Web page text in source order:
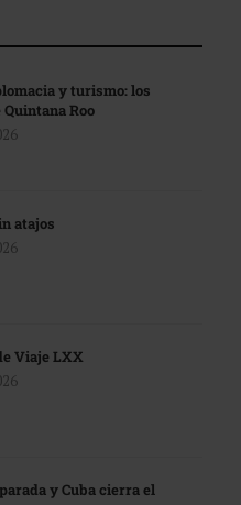
y turismo: los
Roo
atajos
Viaje LXX
y Cuba cierra el